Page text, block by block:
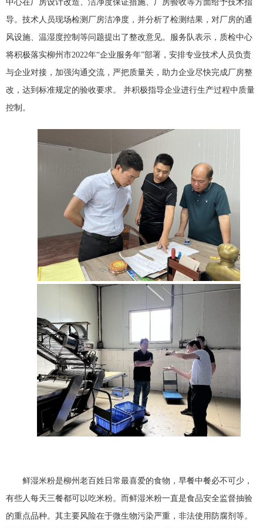
中心在厂房设计改造、洁净度保证措施、厂房验收等方面给予技术指
导。技术人员现场检测厂房洁净度，并分析了检测结果，对厂房的通
风设施、温湿度控制等问题提出了整改意见。服务队表示，质检中心
将积极落实柳州市2022年“企业服务年”部署，安排专业技术人员负责
与企业对接，加强沟通交流，严把质量关，助力企业尽快完成厂房整
改，达到标准规定的验收要求。 并积极指导企业进行生产过程中质量
控制。
鲜湿米粉是柳州老百姓日常最喜爱的食物，早餐中餐必不可少，
有些人每天三餐都可以吃米粉。而鲜湿米粉一直是食品安全监督抽验
的重点品种。其主要风险在于微生物污染严重，非法使用防腐剂等。